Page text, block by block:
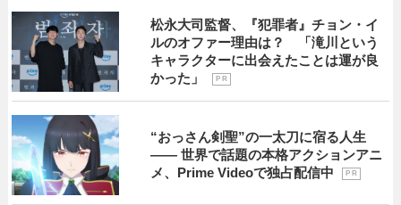
松永大司監督、『犯罪者』チョン・イ
ルのオファー理由は？ 「滝川という
キャラクターに出会えたことは運が良
かった」
P R
“おっさん剣聖”の一太刀に宿る人生
―― 世界で話題の本格アクションアニ
メ、Prime Videoで独占配信中
P R